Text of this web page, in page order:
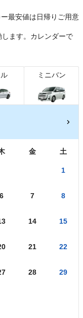
最安値は日帰り ご用意
ます。カレンダーで
ミニバン
金 土
1
6 7 8
14 15
21 22
28 29